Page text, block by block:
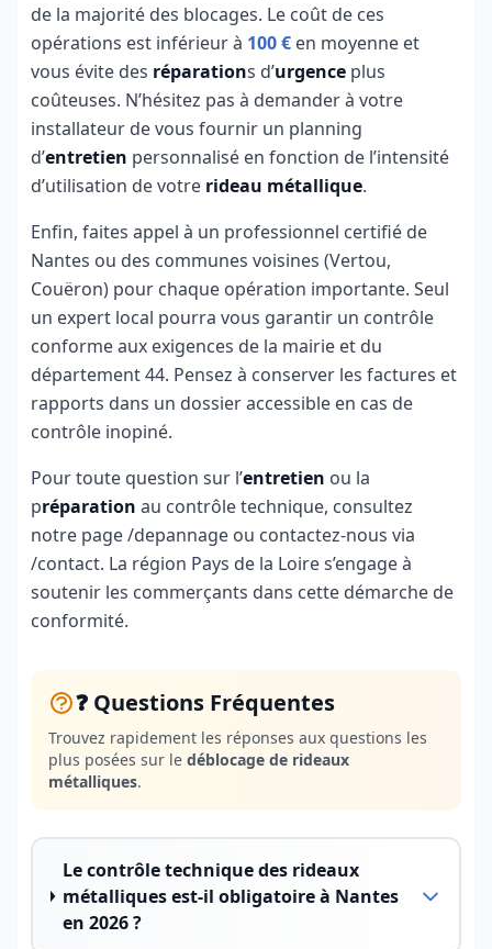
de la majorité des blocages. Le coût de ces
opérations est inférieur à 100 € en moyenne et
vous évite des réparations d’urgence plus
coûteuses. N’hésitez pas à demander à votre
installateur de vous fournir un planning
d’entretien personnalisé en fonction de l’intensité
d’utilisation de votre rideau métallique.
Enfin, faites appel à un professionnel certifié de
Nantes ou des communes voisines (Vertou,
Couëron) pour chaque opération importante. Seul
un expert local pourra vous garantir un contrôle
conforme aux exigences de la mairie et du
département 44. Pensez à conserver les factures et
rapports dans un dossier accessible en cas de
contrôle inopiné.
Pour toute question sur l’entretien ou la
préparation au contrôle technique, consultez
notre page /depannage ou contactez-nous via
/contact. La région Pays de la Loire s’engage à
soutenir les commerçants dans cette démarche de
conformité.
❓ Questions Fréquentes
Trouvez rapidement les réponses aux questions les
plus posées sur le déblocage de rideaux
métalliques.
Le contrôle technique des rideaux
métalliques est-il obligatoire à Nantes
en 2026 ?